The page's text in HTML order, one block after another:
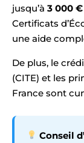
jusqu’à 3 000 €
Certificats
une aide
De plus, le
(CITE) et les
France sont
Conseil